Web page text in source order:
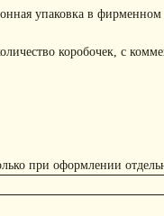
упаковка в фирменном
коробочек, с
при оформлении